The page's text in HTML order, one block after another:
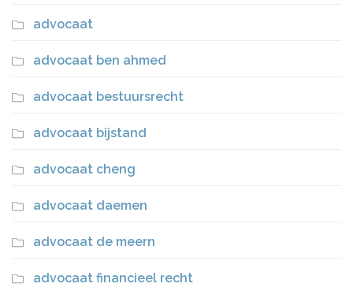
advocaat
advocaat ben ahmed
advocaat bestuursrecht
advocaat bijstand
advocaat cheng
advocaat daemen
advocaat de meern
advocaat financieel recht